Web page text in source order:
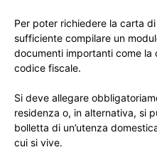
Per poter richiedere la carta
sufficiente compilare un
documenti importanti come
codice fiscale.
Si deve allegare
residenza o, in alternativa, si
bolletta di un’utenza
cui si vive.